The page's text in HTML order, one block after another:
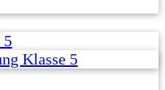
5
Klasse 5